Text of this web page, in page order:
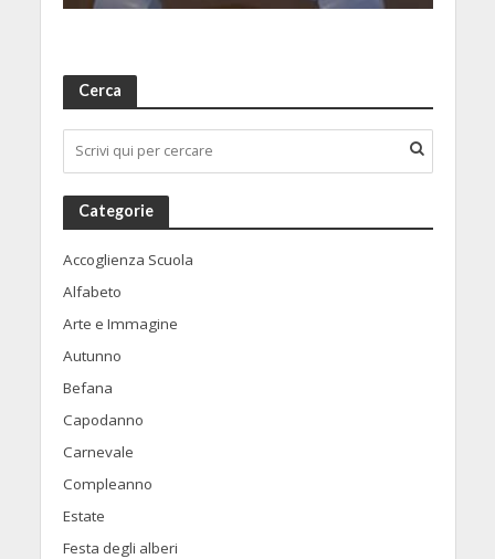
Cerca
Categorie
Accoglienza Scuola
Alfabeto
Arte e Immagine
Autunno
Befana
Capodanno
Carnevale
Compleanno
Estate
Festa degli alberi